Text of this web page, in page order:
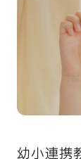
幼小連携